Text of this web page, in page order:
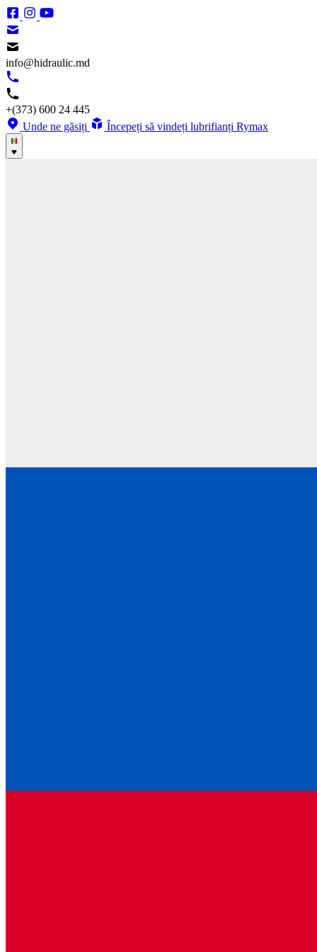
info@hidraulic.md
+(373) 600 24 445
Unde ne găsiți
Începeți să vindeți lubrifianți Rymax